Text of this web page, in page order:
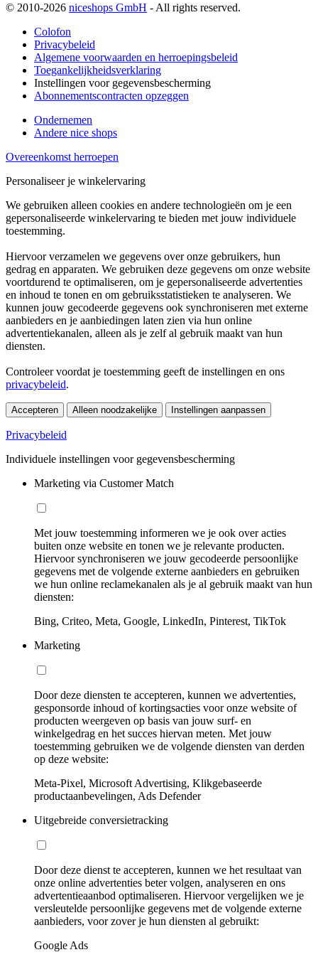
© 2010-2026 niceshops GmbH - All rights reserved.
Colofon
Privacybeleid
Algemene voorwaarden en herroepingsbeleid
Toegankelijkheidsverklaring
Instellingen voor gegevensbescherming
Abonnementscontracten opzeggen
Ondernemen
Andere nice shops
Overeenkomst herroepen
Personaliseer je winkelervaring
We gebruiken alleen cookies en andere technologieën om je een
gepersonaliseerde winkelervaring te bieden met jouw individuele
toestemming.
Hiervoor verzamelen we gegevens over onze gebruikers, hun
gedrag en apparaten. We gebruiken deze gegevens om onze website
voortdurend te optimaliseren, om je gepersonaliseerde advertenties
en inhoud te tonen en om gebruiksstatistieken te analyseren. We
kunnen jouw gecodeerde gegevens ook synchroniseren met externe
aanbieders en je aanbiedingen laten zien via hun online
advertentiekanalen, alleen als je zelf al gebruik maakt van hun
diensten.
Controleer voordat je toestemming geeft de instellingen en ons
privacybeleid.
Accepteren Alleen noodzakelijke Instellingen aanpassen
Privacybeleid
Individuele instellingen voor gegevensbescherming
Marketing via Customer Match
Met jouw toestemming informeren we je ook over acties
buiten onze website en tonen we je relevante producten.
Hiervoor synchroniseren we jouw gecodeerde persoonlijke
gegevens met de volgende externe aanbieders en gebruiken
we hun online reclamekanalen als je al gebruik maakt van hun
diensten:
Bing, Criteo, Meta, Google, LinkedIn, Pinterest, TikTok
Marketing
Door deze diensten te accepteren, kunnen we advertenties,
gesponsorde inhoud of kortingsacties voor onze website of
producten weergeven op basis van jouw surf- en
winkelgedrag en het succes hiervan meten. Met jouw
toestemming gebruiken we de volgende diensten van derden
op deze website:
Meta-Pixel, Microsoft Advertising, Klikgebaseerde
productaanbevelingen, Ads Defender
Uitgebreide conversietracking
Door deze dienst te accepteren, kunnen we het resultaat van
onze online advertenties beter volgen, analyseren en ons
advertentieaanbod optimaliseren. Hiervoor vergelijken we je
versleutelde persoonlijke gegevens met de volgende externe
aanbieders, voor zover je hun diensten al gebruikt:
Google Ads